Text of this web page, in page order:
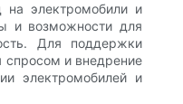
на электромобили и
и возможности для
Для поддержки
спросом и внедрение
электромобилей и